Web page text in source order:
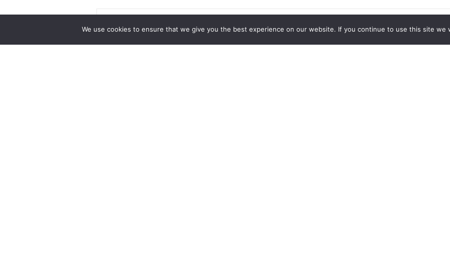
We use cookies to ensure that we give you the best experience on our website. If you continue to use this site we